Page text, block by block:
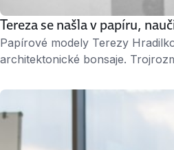
Tereza se našla v papíru,
Papírové modely Terezy
architektonické bonsaje.
třeba japonskou horu Fudži.
profesí architektka, prodává pod
Hradílková, autorka značky